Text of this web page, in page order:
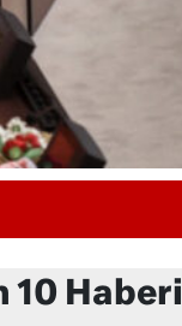
10 Haberi